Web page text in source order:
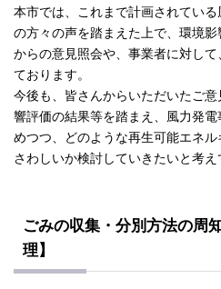
本市では、これまで計画されてい
の方々の声を踏まえた上で、環境
からの意見照会や、事業者に対し
ております。
今後も、皆さんからいただいたご
響評価の結果等を踏まえ、風力発
めつつ、どのような再生可能エネ
さわしいか検討していきたいと考え
ごみの収集・分別方法の周
理】